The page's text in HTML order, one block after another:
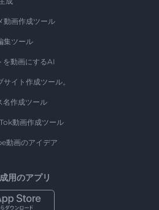
動画作成ツール
集ツール
を動画にするAI
イト作成ツール。
名作成ツール
動画作成ツール
動画のアイデア
用のアプリ